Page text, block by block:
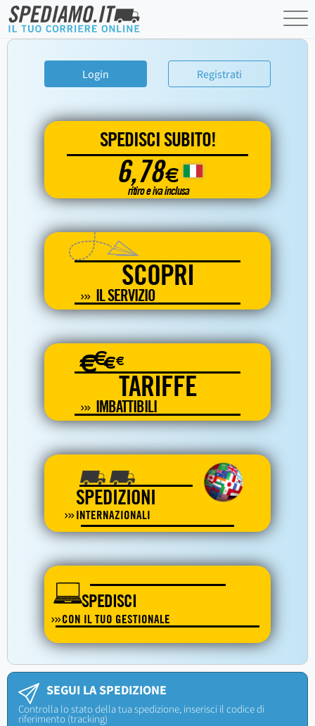
Login Registrati
SPEDISCI SUBITO!
6,78€
ritiro e iva inclusa
SCOPRI
IL SERVIZIO
€€€€
TARIFFE
IMBATTIBILI
SPEDIZIONI
INTERNAZIONALI
SPEDISCI
CON IL TUO GESTIONALE
SEGUI LA SPEDIZIONE
Controlla lo stato della tua spedizione, inserisci il codice di
riferimento (tracking)